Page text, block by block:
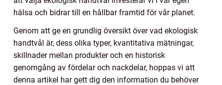
hälsa och bidrar till en hållbar framtid för vår planet.
Genom att ge en grundlig översikt över vad ekologisk
handtvål är, dess olika typer, kvantitativa mätningar,
skillnader mellan produkter och en historisk
genomgång av fördelar och nackdelar, hoppas vi att
denna artikel har gett dig den information du behöver